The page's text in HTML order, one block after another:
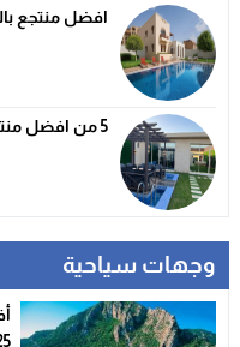
افضل منتجع
5 من افضل منتجعات الرياض الموصى بها
وجهات سياحية